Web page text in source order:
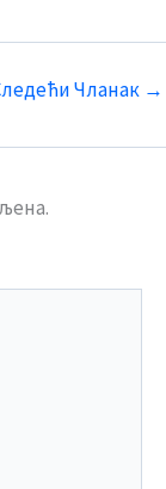
Чланак →